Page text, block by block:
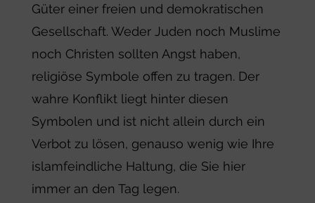
Güter einer freien und demokratischen
Gesellschaft. Weder Juden noch Muslime
noch Christen sollten Angst haben,
religiöse Symbole offen zu tragen. Der
wahre Konflikt liegt hinter diesen
Symbolen und ist nicht allein durch ein
Verbot zu lösen, genauso wenig wie Ihre
islamfeindliche Haltung, die Sie hier
immer an den Tag legen.